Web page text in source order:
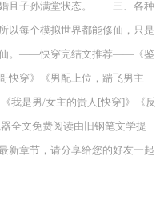
婚且子孙满堂状态。 三、各种
以每个模拟世界都能修仙，只是
仙。——快穿完结文推荐——《鉴
快穿》《男配上位，踹飞男主
我是男/女主的贵人[快穿]》《反
全文免费阅读由旧钢笔文学提
新章节，请分享给您的好友一起